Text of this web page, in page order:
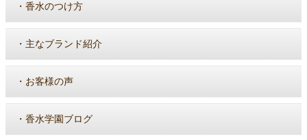
・ 香水のつけ方
・ 主なブランド紹介
・ お客様の声
・ 香水学園ブログ